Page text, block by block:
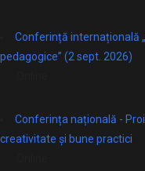
Conferință internațională
pedagogice” (2 sept. 2026)
Conferința națională -
creativitate și bune practici